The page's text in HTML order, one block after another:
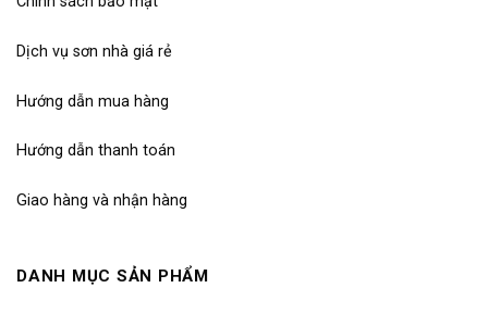
Dịch vụ sơn nhà giá rẻ
Hướng dẫn mua hàng
Hướng dẫn thanh toán
Giao hàng và nhận hàng
DANH MỤC SẢN PHẨM